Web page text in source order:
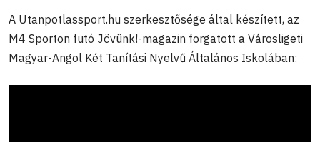
A Utanpotlassport.hu szerkesztősége által készített, az
M4 Sporton futó Jövünk!-magazin forgatott a Városligeti
Magyar-Angol Két Tanítási Nyelvű Általános Iskolában: